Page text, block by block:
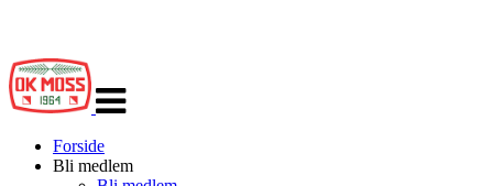
navigasjon
Forside
Bli medlem